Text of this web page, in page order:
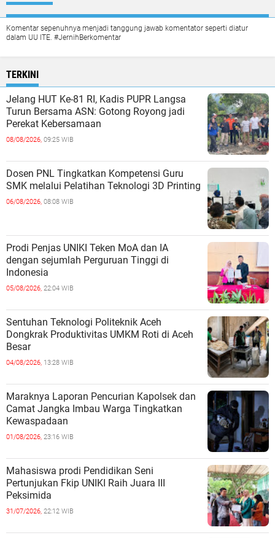
Komentar sepenuhnya menjadi tanggung jawab komentator seperti diatur
dalam UU ITE. #JernihBerkomentar
TERKINI
Jelang HUT Ke-81 RI, Kadis PUPR Langsa
Turun Bersama ASN: Gotong Royong jadi
Perekat Kebersamaan
08/08/2026, 09:25 WIB
Dosen PNL Tingkatkan Kompetensi Guru
SMK melalui Pelatihan Teknologi 3D Printing
06/08/2026, 08:08 WIB
Prodi Penjas UNIKI Teken MoA dan IA
dengan sejumlah Perguruan Tinggi di
Indonesia
05/08/2026, 22:04 WIB
Sentuhan Teknologi Politeknik Aceh
Dongkrak Produktivitas UMKM Roti di Aceh
Besar
04/08/2026, 13:28 WIB
Maraknya Laporan Pencurian Kapolsek dan
Camat Jangka Imbau Warga Tingkatkan
Kewaspadaan
01/08/2026, 23:16 WIB
Mahasiswa prodi Pendidikan Seni
Pertunjukan Fkip UNIKI Raih Juara III
Peksimida
31/07/2026, 22:12 WIB